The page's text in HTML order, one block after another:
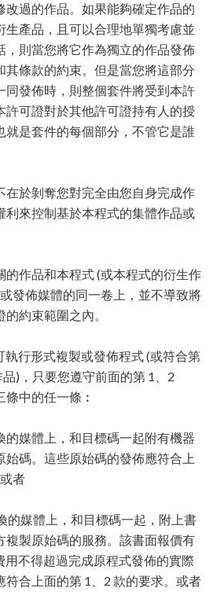
改過的作品。如果能夠確定作品的
生產品，且可以合理地單獨考慮並
，則當您將它作為獨立的作品發佈
其條款的約束。但是當您將這部分
同發佈時，則整個套件將受到本許
許可證對於其他許可證持有人的授
就是套件的每個部分，不管它是誰
在於剝奪您對完全由您自身完成作
利來控制基於本程式的集體作品或
的作品和本程式 (或本程式的衍生作
發佈媒體的同一卷上，並不導致將
約束範圍之內。
執行形式複製或發佈程式 (或符合第
)，只要您遵守前面的第 1、2
中的任一條︰
的媒體上，和目標碼一起附有機器
始碼。這些原始碼的發佈應符合上
者
的媒體上，和目標碼一起，附上書
複製原始碼的服務。該書面報價有
用不得超過完成原程式發佈的實際
符合上面的第 1、2 款的要求。或者